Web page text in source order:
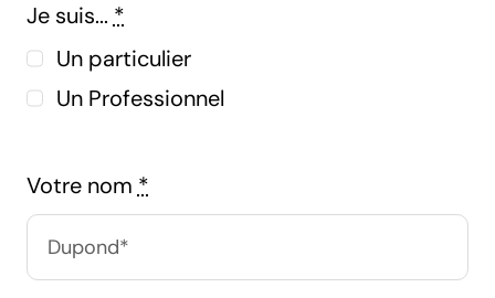
Je suis... *
Un particulier
Un Professionnel
Votre nom *